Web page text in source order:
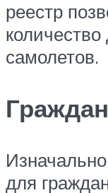
реестр
самолетов.
для